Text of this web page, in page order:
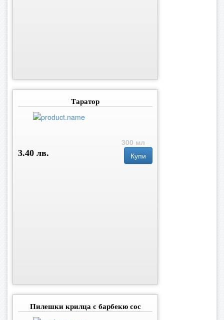
Таратор
300 мл
3.40 лв.
Купи
Пилешки крилца с барбекю сос